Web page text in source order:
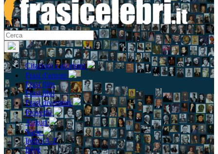
Citazioni e aforismi
Frasi d'amore
Frasi film
Frasi libri
Frasi divertenti
Proverbi
Auguri
Varie
Indici A-Z
Blog